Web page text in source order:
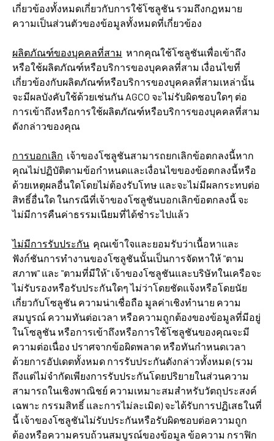
เกี่ยวข้องทั้งหมดเกี่ยวกับการใช้โซลูชัน รวมถึงกฎหมาย
ความเป็นส่วนตัวของข้อมูลทั้งหมดที่เกี่ยวข้อง
ผลิตภัณฑ์ของบุคคลที่สาม หากคุณใช้โซลูชันเพื่อเข้าถึง
หรือใช้ผลิตภัณฑ์หรือบริการของบุคคลที่สาม เงื่อนไขที่
เกี่ยวข้องกับผลิตภัณฑ์หรือบริการของบุคคลที่สามเหล่านั้น
จะมีผลบังคับใช้ด้วยเช่นกัน AGCO จะไม่รับผิดชอบใดๆ ต่อ
การเข้าถึงหรือการใช้ผลิตภัณฑ์หรือบริการของบุคคลที่สาม
ดังกล่าวของคุณ
การบอกเลิก เจ้าของโซลูชันสามารถยกเลิกข้อตกลงนี้หาก
คุณไม่ปฏิบัติตามข้อกำหนดและเงื่อนไขของข้อตกลงนี้หรือ
ด้วยเหตุผลอื่นใดโดยไม่ต้องรับโทษ และจะไม่มีผลกระทบต่อ
สิทธิ์อื่นใด ในกรณีที่เจ้าของโซลูชันบอกเลิกข้อตกลงนี้ จะ
ไม่มีการคืนค่าธรรมเนียมที่ได้ชำระไปแล้ว
ไม่มีการรับประกัน คุณเข้าใจและยอมรับว่าเนื้อหาและ
ฟังก์ชันการทำงานของโซลูชันนั้นเป็นการจัดหาให้ "ตาม
สภาพ" และ "ตามที่มีให้" เจ้าของโซลูชันและบริษัทในเครือจะ
ไม่รับรองหรือรับประกันใดๆ ไม่ว่าโดยชัดแจ้งหรือโดยนัย
เกี่ยวกับโซลูชัน ความน่าเชื่อถือ มูลค่าเชิงทำนาย ความ
สมบูรณ์ ความทันต่อเวลา หรือความถูกต้องของข้อมูลที่มีอยู่
ในโซลูชัน หรือการเข้าถึงหรือการใช้โซลูชันของคุณจะมี
ความต่อเนื่อง ปราศจากข้อผิดพลาด หรือทันกำหนดเวลา
ด้วยการอัปเดตทั้งหมด การรับประกันดังกล่าวทั้งหมด (รวม
ถึงแต่ไม่จำกัดเพียงการรับประกันโดยปริยายในส่วนความ
สามารถในเชิงพาณิชย์ ความเหมาะสมสำหรับวัตถุประสงค์
เฉพาะ กรรมสิทธิ์ และการไม่ละเมิด) จะได้รับการปฏิเสธในที่
นี้ เจ้าของโซลูชันไม่รับประกันหรือรับผิดชอบต่อความถูก
ต้องหรือความครบถ้วนสมบูรณ์ของข้อมูล ข้อความ กราฟิก